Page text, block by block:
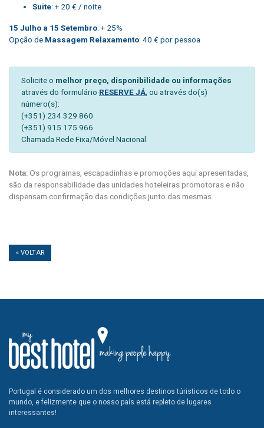
Suite: + 20 € / noite
15 Julho a 15 Setembro: + 25%
Opção de Massagem Relaxamento: 40 € por pessoa
Solicite o melhor preço, disponibilidade ou informações
através do formulário RESERVE JÁ , ou através do(s)
número(s):
(+351) 234 329 860
(+351) 915 175 966
Chamada Rede Fixa/Móvel Nacional
Nota:Os programas, escapadinhas e promoções aqui apresentadas,
são da responsabilidade das unidades hoteleiras promotoras e não
dispensam confirmação das condições junto das mesmas.
« VOLTAR
Portugal é considerado um dos melhores destinos túristicos de todo o
mundo, e felizmente que o nosso país está repleto de lugares
interessantes!